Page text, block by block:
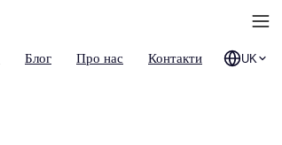
Блог Про нас Контакти UK